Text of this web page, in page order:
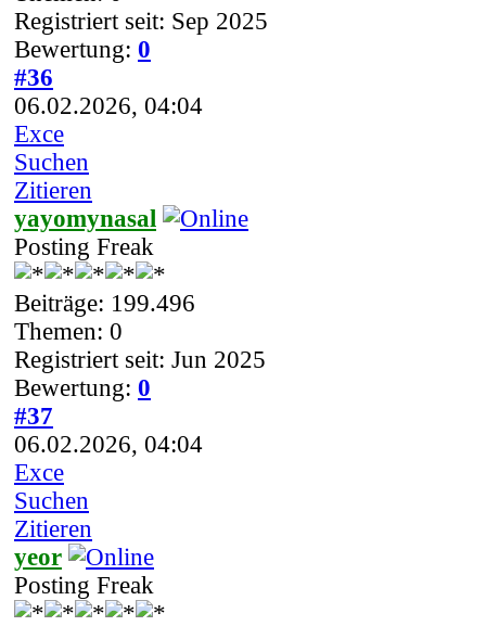
Registriert seit: Sep 2025
Bewertung: 0
#36
06.02.2026, 04:04
Exce
Suchen
Zitieren
yayomynasal
Posting Freak
Beiträge: 199.496
Themen: 0
Registriert seit: Jun 2025
Bewertung: 0
#37
06.02.2026, 04:04
Exce
Suchen
Zitieren
yeor
Posting Freak